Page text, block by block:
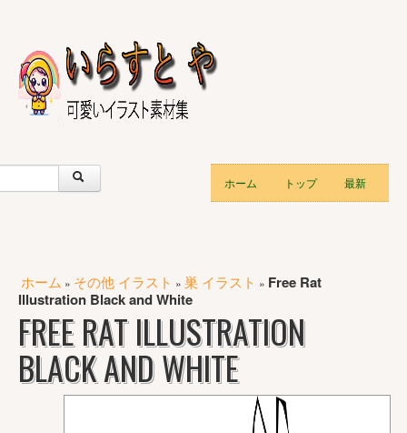
ホーム トップ 最新
ホーム » その他 イラスト » 巣 イラスト » Free Rat
Illustration Black and White
FREE RAT ILLUSTRATION
BLACK AND WHITE